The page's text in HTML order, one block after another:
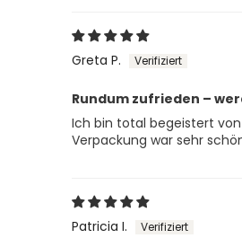
Greta P.
Rundum zufrieden –
Ich bin total begeistert
Verpackung war sehr
Patricia I.